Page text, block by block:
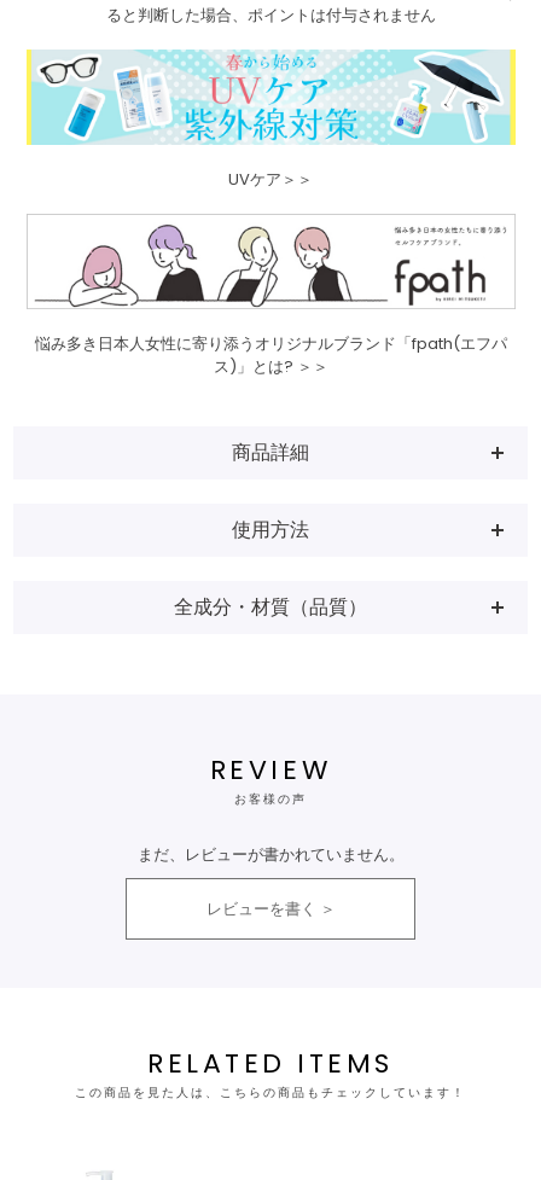
ると判断した場合、ポイントは付与されません
UVケア＞＞
悩み多き日本人女性に寄り添うオリジナルブランド「fpath(エフパ
ス)」とは? ＞＞
商品詳細
使用方法
全成分・材質（品質）
REVIEW
お客様の声
まだ、レビューが書かれていません。
レビューを書く
RELATED ITEMS
この商品を見た人は、こちらの商品もチェックしています！